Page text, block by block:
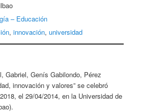
– Educación
,innovación,universidad
Gabriel, Genís Gabilondo, Pérez
innovación y valores” se celebró
el 29/04/2014, en la Universidad de